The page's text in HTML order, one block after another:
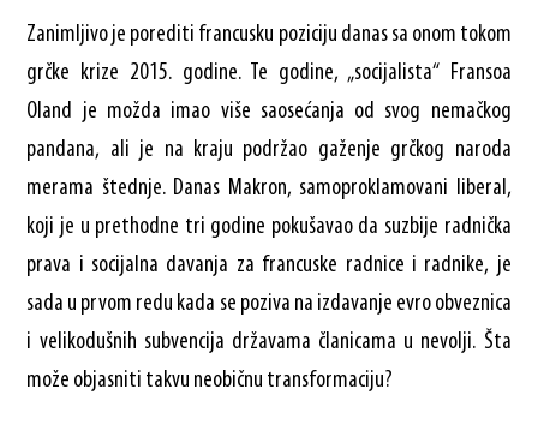
Zanimljivo je porediti francusku poziciju danas sa onom tokom
grčke krize 2015. godine. Te godine, „socijalista“ Fransoa
Oland je možda imao više saosećanja od svog nemačkog
pandana, ali je na kraju podržao gaženje grčkog naroda
merama štednje. Danas Makron, samoproklamovani liberal,
koji je u prethodne tri godine pokušavao da suzbije radnička
prava i socijalna davanja za francuske radnice i radnike, je
sada u prvom redu kada se poziva na izdavanje evro obveznica
i velikodušnih subvencija državama članicama u nevolji. Šta
može objasniti takvu neobičnu transformaciju?